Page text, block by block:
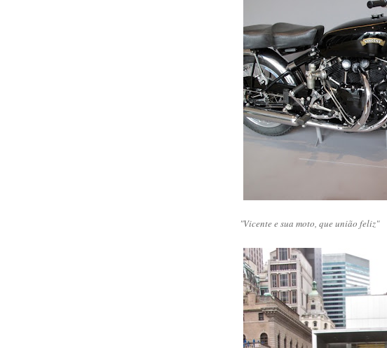
"Vicente e sua moto, que união feliz"